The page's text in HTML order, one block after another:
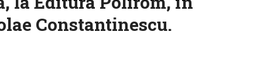
Constantinescu.